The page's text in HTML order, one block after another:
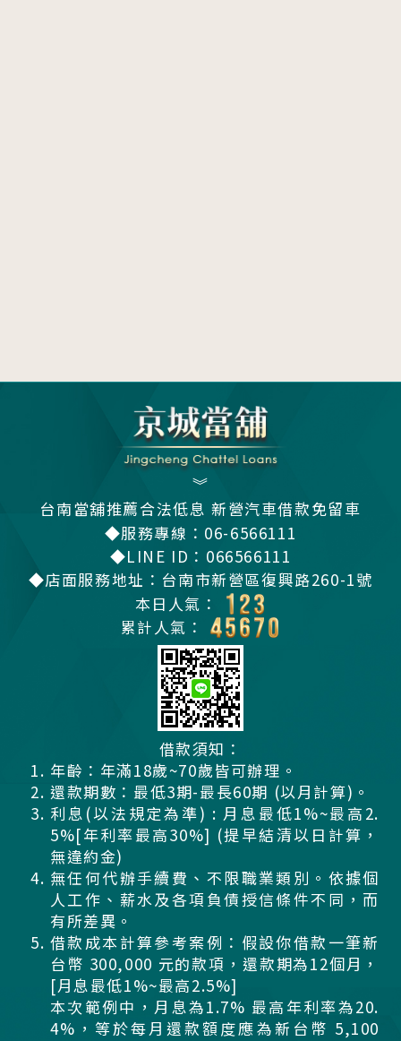
》
台南當舖推薦合法低息 新營汽車借款免留車
◆服務專線： 06-6566111
◆LINE ID： 066566111
◆店面服務地址： 台南市新營區復興路260-1號
本日人氣：
累計人氣：
借款須知：
年齡：年滿18歲~70歲皆可辦理。
還款期數：最低3期-最長60期 (以月計算)。
利息(以法規定為準) : 月息最低1%~最高2.
5%[年利率最高30%] (提早結清以日計算，
無違約金)
無任何代辦手續費、不限職業類別。依據個
人工作、薪水及各項負債授信條件不同，而
有所差異。
借款成本計算參考案例：假設你借款一筆新
台幣 300,000 元的款項，還款期為12個月，
[月息最低1%~最高2.5%]
本次範例中，月息為1.7% 最高年利率為20.
4%，等於每月還款額度應為新台幣 5,100